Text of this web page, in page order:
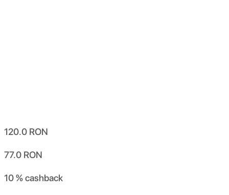
120.0 RON
77.0 RON
10 %cashback